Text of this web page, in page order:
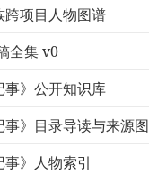
跨项目人物图谱
全集 v0
事》公开知识库
事》目录导读与来源图
事》人物索引